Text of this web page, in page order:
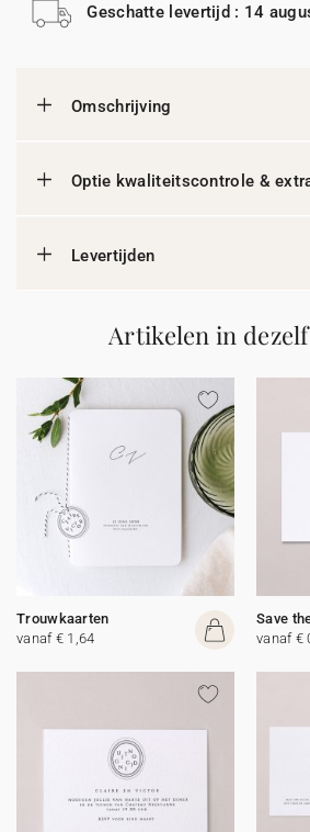
Geschatte levertijd : 14
Omschrijving
Optie kwaliteitscontrole &
Levertijden
Artikelen in
Trouwkaarten
vanaf € 1,64
Save
vanaf €